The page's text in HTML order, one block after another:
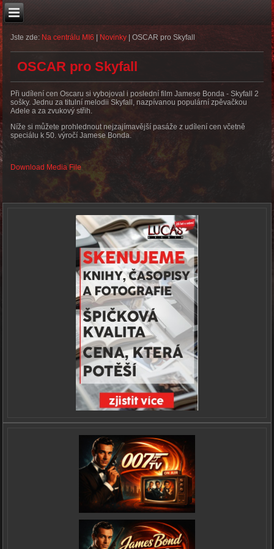
Jste zde: Na centrálu MI6 Novinky |OSCAR pro Skyfall
OSCAR pro Skyfall
Při udílení cen Oscaru si vybojoval i poslední film Jamese Bonda - Skyfall 2
sošky. Jednu za titulní melodii Skyfall, nazpívanou populární zpěvačkou
Adele a za zvukový střih.
Níže si můžete prohlednout nejzajímavější pasáže z udílení cen včetně
speciálu k 50. výročí Jamese Bonda.
Download Media File